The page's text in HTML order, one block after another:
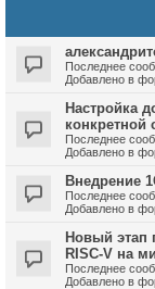
Последнее
Добавлено в
Настройка
конкретной
Последнее
Добавлено в
Внедрение
Последнее
Добавлено в
Новый этап
RISC-V на
Последнее
Добавлено в